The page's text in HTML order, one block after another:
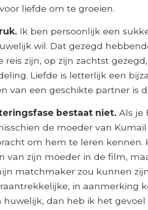
liefde om te groeien.
Ik ben persoonlijk een
wil. Dat gezegd
reis zijn, op zijn zachtst
Liefde is letterlijk een
van een geschikte partner is
bestaat niet. Als je
de moeder van
om hem te leren
van zijn moeder in de film,
matchmaker zou kunnen
in aanmerking
huwelijk, dan heb ik het